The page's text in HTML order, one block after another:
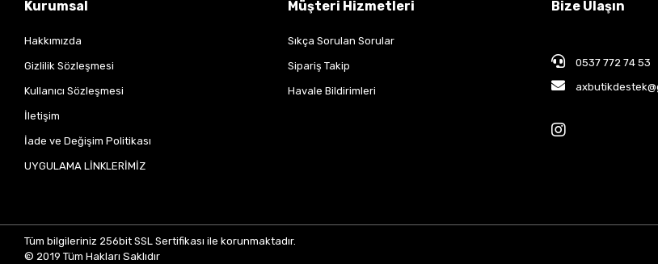
Kurumsal
Hakkımızda
Gizlilik Sözleşmesi
Kullanıcı Sözleşmesi
İletişim
İade ve Değişim Politikası
UYGULAMA LİNKLERİMİZ
Müşteri Hizmetleri
Sıkça Sorulan Sorular
Sipariş Takip
Havale Bildirimleri
Bize Ulaşın
0537 772 74 53
Tüm bilgileriniz 256bit SSL Sertifikası ile korunmaktadır.
© 2019Tüm Hakları Saklıdır